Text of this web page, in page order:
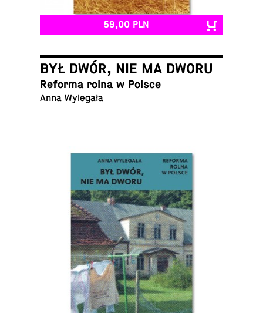
59,00 PLN
BYŁ DWÓR, NIE MA DWORU
Reforma rolna w Polsce
Anna Wylegała